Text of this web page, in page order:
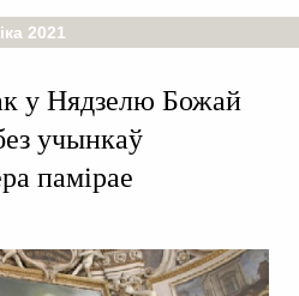
2021
у Нядзелю Божай
учынкаў
памірае